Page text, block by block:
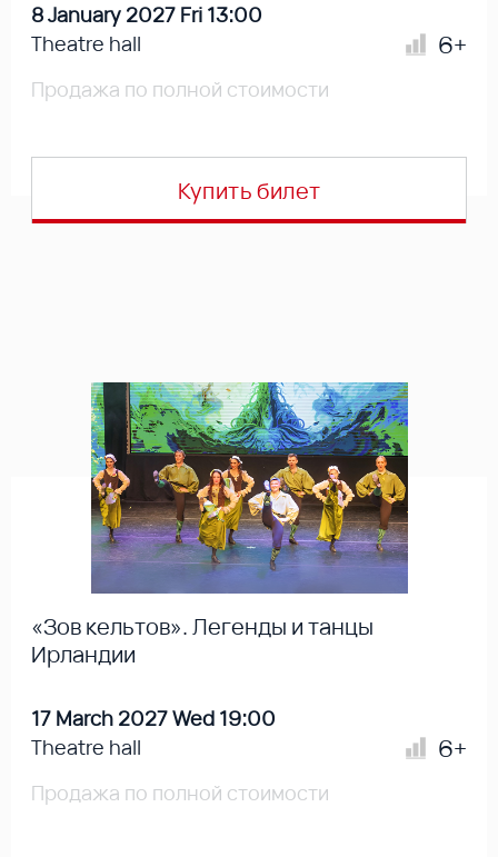
8 January 2027 Fri 13:00
Theatre hall
6+
Продажа по полной стоимости
Купить билет
«Зов кельтов». Легенды и танцы
Ирландии
17 March 2027 Wed 19:00
Theatre hall
6+
Продажа по полной стоимости